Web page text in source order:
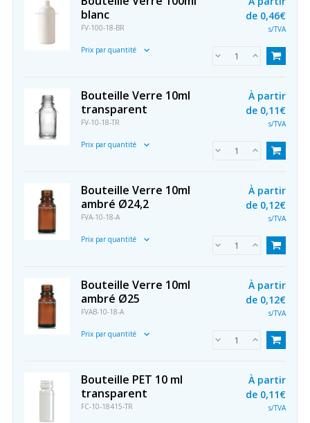
blanc
FV-100-18-BR
Prix par quantité
de 0,46€
s/TVA
Bouteille Verre 10ml
transparent
FV-10-18-TR
Prix par quantité
À partir
de 0,11€
s/TVA
Bouteille Verre 10ml
ambré Ø24,2
FVA-10-18-A
Prix par quantité
À partir
de 0,12€
s/TVA
Bouteille Verre 10ml
ambré Ø25
FVAB-10-18-A
Prix par quantité
À partir
de 0,12€
s/TVA
Bouteille PET 10 ml
transparent
FC-10-18415-TR
À partir
de 0,11€
s/TVA